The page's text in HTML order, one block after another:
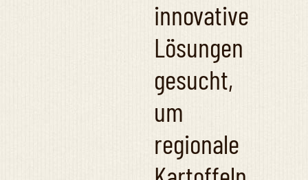
innovative
Lösungen
gesucht,
um
regionale